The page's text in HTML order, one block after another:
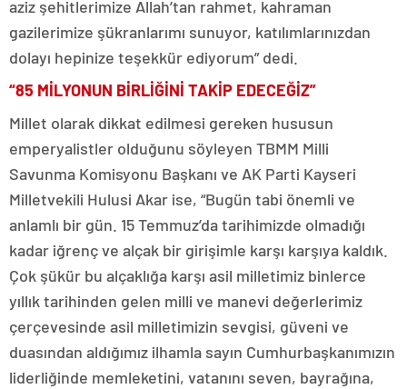
aziz şehitlerimize Allah’tan rahmet, kahraman
gazilerimize şükranlarımı sunuyor, katılımlarınızdan
dolayı hepinize teşekkür ediyorum” dedi.
“85 MİLYONUN BİRLİĞİNİ TAKİP EDECEĞİZ”
Millet olarak dikkat edilmesi gereken hususun
emperyalistler olduğunu söyleyen TBMM Milli
Savunma Komisyonu Başkanı ve AK Parti Kayseri
Milletvekili Hulusi Akar ise, “Bugün tabi önemli ve
anlamlı bir gün. 15 Temmuz’da tarihimizde olmadığı
kadar iğrenç ve alçak bir girişimle karşı karşıya kaldık.
Çok şükür bu alçaklığa karşı asil milletimiz binlerce
yıllık tarihinden gelen milli ve manevi değerlerimiz
çerçevesinde asil milletimizin sevgisi, güveni ve
duasından aldığımız ilhamla sayın Cumhurbaşkanımızın
liderliğinde memleketini, vatanını seven, bayrağına,